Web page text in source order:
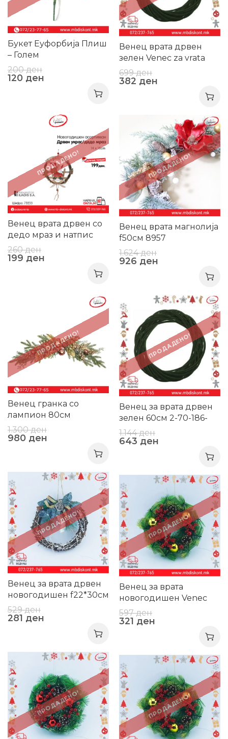
Букет Еуфорбија Плиш
– Голем
200ден
120 ден
Венец врата дрвен
зелен Venec za vrata
zelen f40см 2-70-186-
0019
699ден
382 ден
ПРОДАДЕНО!
Венец врата дрвен со
дедо мраз и натпис
14*18см 73233
260ден
199 ден
ПРОДАДЕНО!
Венец врата магнолија
f50см 8957
1.624ден
926 ден
ПРОДАДЕНО!
Венец гранка со
лампион 80см
1.300ден
980 ден
ПРОДАДЕНО!
-44%
Венец за врата дрвен
зелен 60см 2-70-186-
0020
1.144ден
643 ден
ПРОДАДЕНО!
-47%
Венец за врата дрвен
новогодишен f22*30см
1744
529ден
281 ден
ПРОДАДЕНО!
-46%
Венец за врата
новогодишен Venec
vrata Novogodisen
f22*7sm 0776
597ден
321 ден
ПРОДАДЕНО!
-46%
ПРОДАДЕНО!
-46%